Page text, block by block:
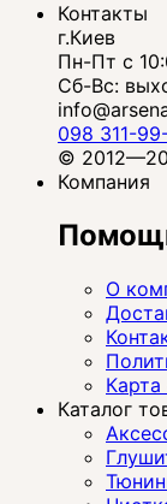
Контакты
г.Киев
Пн-Пт с
Сб-Вс:
098 311-
©
Компания
О
Карта
Каталог